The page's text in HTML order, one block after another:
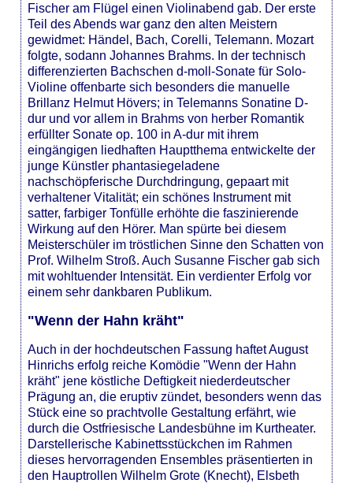
Fischer am Flügel einen Violinabend gab. Der erste
Teil des Abends war ganz den alten Meistern
gewidmet: Händel, Bach, Corelli, Telemann. Mozart
folgte, sodann Johannes Brahms. In der technisch
differenzierten Bachschen d-moll-Sonate für Solo-
Violine offenbarte sich besonders die manuelle
Brillanz Helmut Hövers; in Telemanns Sonatine D-
dur und vor allem in Brahms von herber Romantik
erfüllter Sonate op. 100 in A-dur mit ihrem
eingängigen liedhaften Hauptthema entwickelte der
junge Künstler phantasiegeladene
nachschöpferische Durchdringung, gepaart mit
verhaltener Vitalität; ein schönes Instrument mit
satter, farbiger Tonfülle erhöhte die faszinierende
Wirkung auf den Hörer. Man spürte bei diesem
Meisterschüler im tröstlichen Sinne den Schatten von
Prof. Wilhelm Stroß. Auch Susanne Fischer gab sich
mit wohltuender Intensität. Ein verdienter Erfolg vor
einem sehr dankbaren Publikum.
"Wenn der Hahn kräht"
Auch in der hochdeutschen Fassung haftet August
Hinrichs erfolg reiche Komödie "Wenn der Hahn
kräht" jene köstliche Deftigkeit niederdeutscher
Prägung an, die eruptiv zündet, besonders wenn das
Stück eine so prachtvolle Gestaltung erfährt, wie
durch die Ostfriesische Landesbühne im Kurtheater.
Darstellerische Kabinettsstückchen im Rahmen
dieses hervorragenden Ensembles präsentierten in
den Hauptrollen Wilhelm Grote (Knecht), Elsbeth